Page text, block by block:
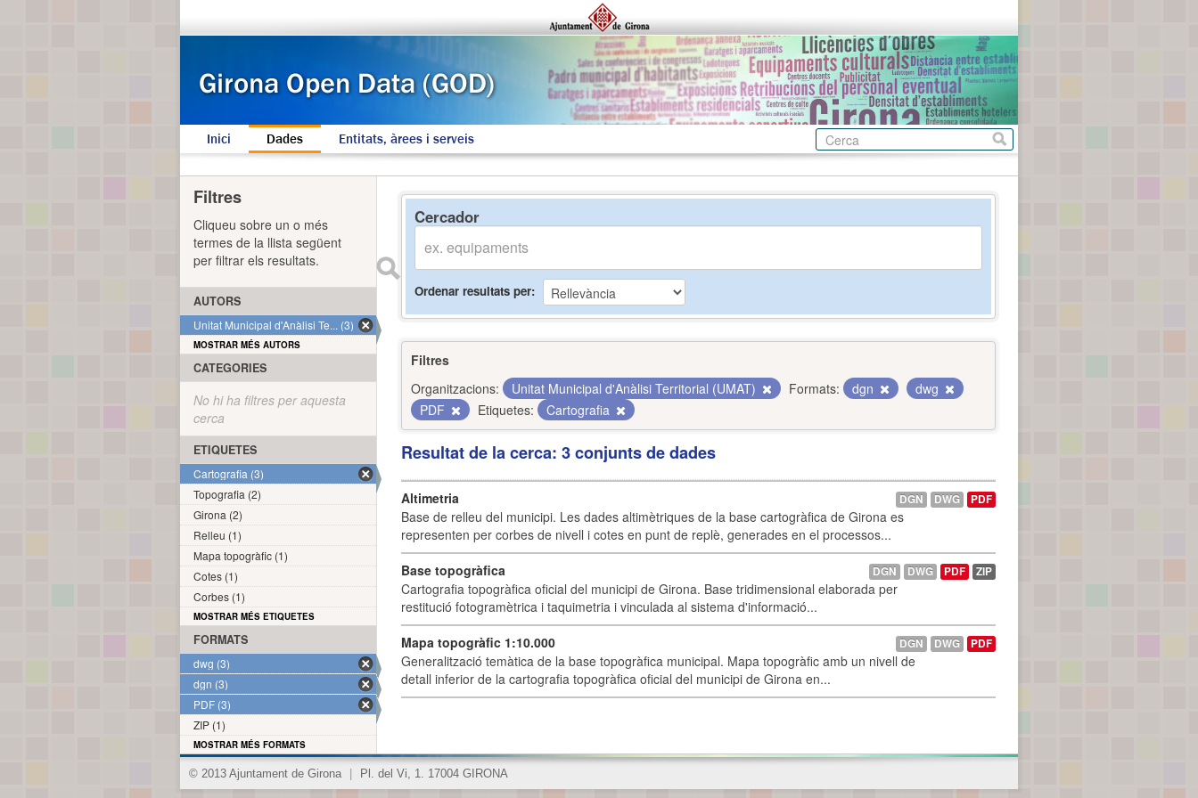
Inici Dades Entitats, àrees i serveis
Cercador
Ordenar resultats per
Filtres
Organitzacions:
Unitat Municipal d'Anàlisi Territorial (UMAT) Formats: dgn
dwg
PDF
Etiquetes: Cartografia
Resultat de la cerca: 3 conjunts de dades
Altimetria
Base de relleu del municipi. Les dades altimètriques de la base cartogràfica de Girona es
representen per corbes de nivell i cotes en punt de replè, generades en el processos...
DGN DWG PDF
Base topogràfica
Cartografia topogràfica oficial del municipi de Girona. Base tridimensional elaborada per
restitució fotogramètrica i taquimetria i vinculada al sistema d'informació...
DGN DWG PDF ZIP
Mapa topogràfic 1:10.000
Generalització temàtica de la base topogràfica municipal. Mapa topogràfic amb un nivell de
detall inferior de la cartografia topogràfica oficial del municipi de Girona en...
DGN DWG PDF
Filtres
Cliqueu sobre un o més
termes de la llista següent
per filtrar els resultats.
AUTORS
Unitat Municipal d'Anàlisi Te... (3)
MOSTRAR MÉS AUTORS
CATEGORIES
No hi ha filtres per aquesta
cerca
ETIQUETES
Cartografia (3)
Topografia (2)
Girona (2)
Relleu (1)
Mapa topogràfic (1)
Cotes (1)
Corbes (1)
MOSTRAR MÉS ETIQUETES
FORMATS
dwg (3)
dgn (3)
PDF (3)
ZIP (1)
MOSTRAR MÉS FORMATS
© 2013 Ajuntament de Girona Pl. del Vi, 1. 17004 GIRONA